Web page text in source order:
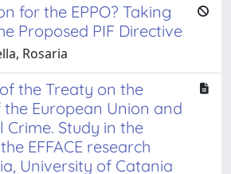
for the EPPO? Taking
Proposed PIF Directive
Rosaria
the Treaty on the
European Union and
Study in the
EFFACE research
University of Catania